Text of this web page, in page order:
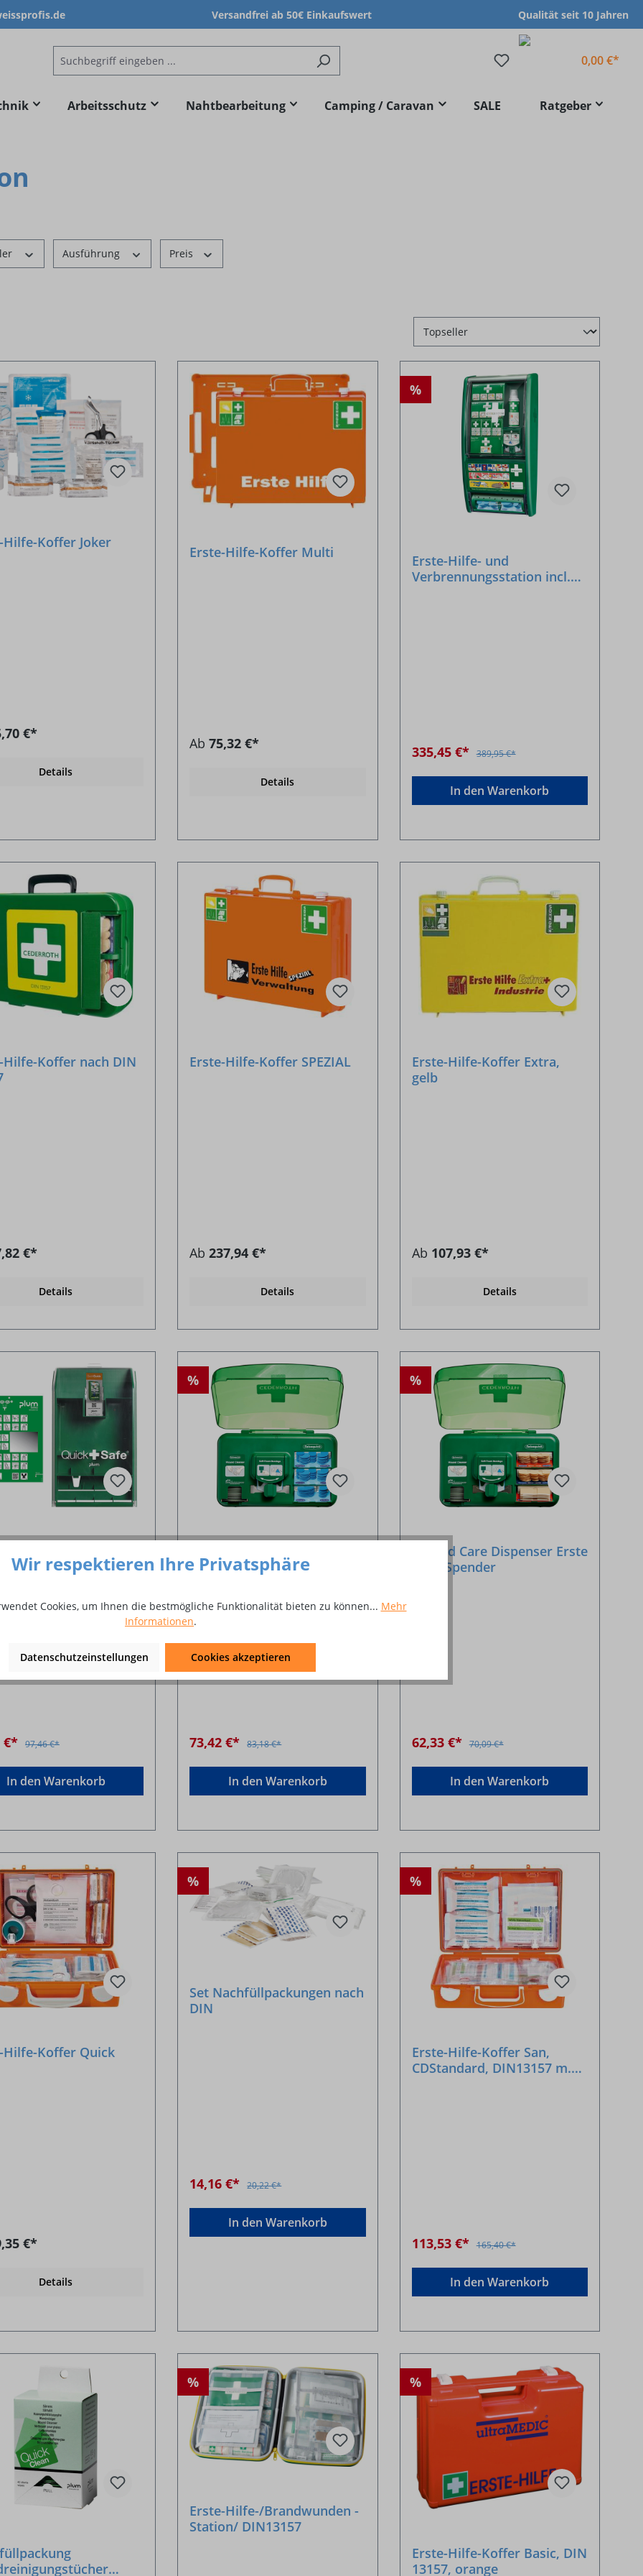
Versandfrei ab 50€ Einkaufswert Qualität seit 10 Jahren
0,00 €*
Arbeitsschutz Nahtbearbeitung Camping / Caravan SALE Ratgeber
Ausführung Preis
Hilfe-Koffer Joker
€*
Details
Erste-Hilfe-Koffer Multi
Ab75,32 €*
Details
%
Erste-Hilfe- und
Verbrennungsstation incl.
335,45 €* 389,95 €*
In den Warenkorb
Hilfe-Koffer nach DIN
€*
Details
Erste-Hilfe-Koffer SPEZIAL
Ab237,94 €*
Details
Erste-Hilfe-Koffer Extra,
gelb
Ab 107,93 €*
Details
Box Empty
€* 97,46 €*
In den Warenkorb
%
Erste Hilfe Spender
73,42 €* 83,18 €*
In den Warenkorb
%
Wound Care Dispenser Erste
Hilfe Spender
62,33 €* 70,09 €*
In den Warenkorb
Hilfe-Koffer Quick
€*
Details
%
Set Nachfüllpackungen nach
DIN
14,16 €* 20,22 €*
In den Warenkorb
%
Erste-Hilfe-Koffer San,
CDStandard, DIN13157 m.
113,53 €* 165,40 €*
In den Warenkorb
%
Erste-Hilfe-/Brandwunden -
Station/ DIN13157
%
Erste-Hilfe-Koffer Basic, DIN
13157, orange
Wir respektieren Ihre Privatsphäre
Cookies, um Ihnen die bestmögliche Funktionalität bieten zu können... Mehr
Informationen.
Datenschutzeinstellungen Cookies akzeptieren